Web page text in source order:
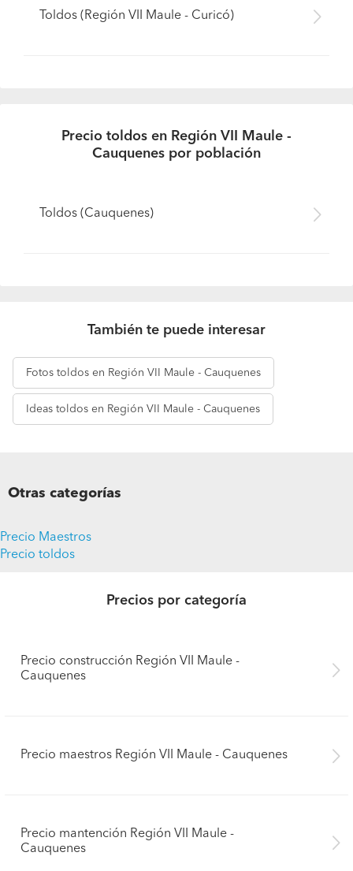
Toldos (Región VII Maule - Curicó)
Precio toldos en Región VII Maule -
Cauquenes por población
Toldos (Cauquenes)
También te puede interesar
Fotos toldos en Región VII Maule - Cauquenes
Ideas toldos en Región VII Maule - Cauquenes
Otras categorías
Precio Maestros
Precio toldos
Precios por categoría
Precio construcción Región VII Maule -
Cauquenes
Precio maestros Región VII Maule - Cauquenes
Precio mantención Región VII Maule -
Cauquenes